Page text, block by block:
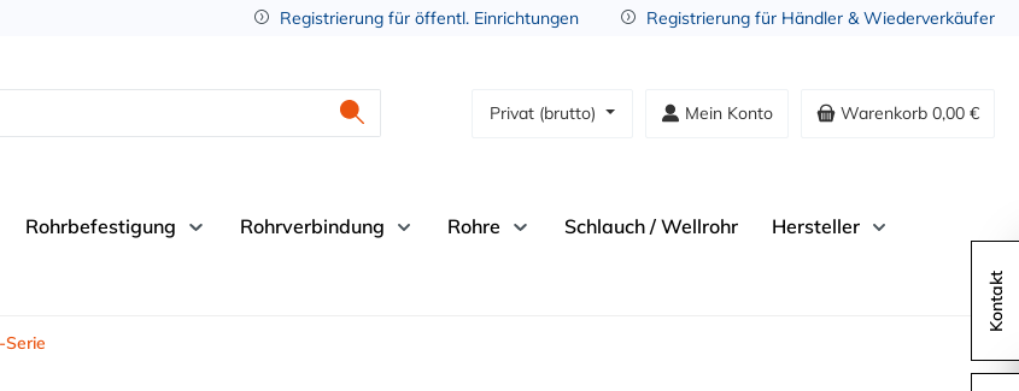
Registrierung für öffentl. Einrichtungen Registrierung für Händler & Wiederverkäufer
Privat (brutto) Mein Konto Warenkorb 0,00 €
Rohrbefestigung Rohrverbindung Rohre Schlauch / Wellrohr Hersteller
Serie
Kontakt